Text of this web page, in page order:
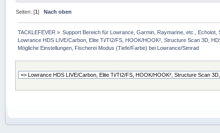
Seiten: [1]Nach oben
TACKLEFEVER » Support Bereich für Lowrance, Garmin, Raymarine, etc.,
Lowrance HDS LIVE/Carbon, Elite Ti/TI2/FS, HOOK/HOOK², Structure Scan 3D,
Mögliche Einstellungen, Fischerei Modus (Tiefe/Farbe) bei Lowrance/Simrad